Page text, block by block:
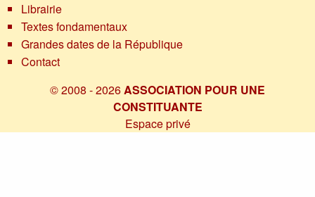
Librairie
Textes fondamentaux
Grandes dates de la République
Contact
© 2008 - 2026ASSOCIATION POUR UNE
CONSTITUANTE
Espace privé